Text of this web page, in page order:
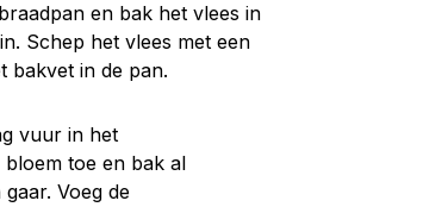
en bak het vlees in
Schep het vlees met een
bakvet in de pan.
vuur in het
toe en bak al
Voeg de